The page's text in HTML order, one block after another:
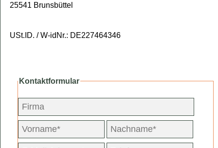
25541 Brunsbüttel
USt.ID. / W-idNr.: DE227464346
Kontaktformular